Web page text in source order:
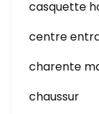
casquette
centre
charente
chaussur